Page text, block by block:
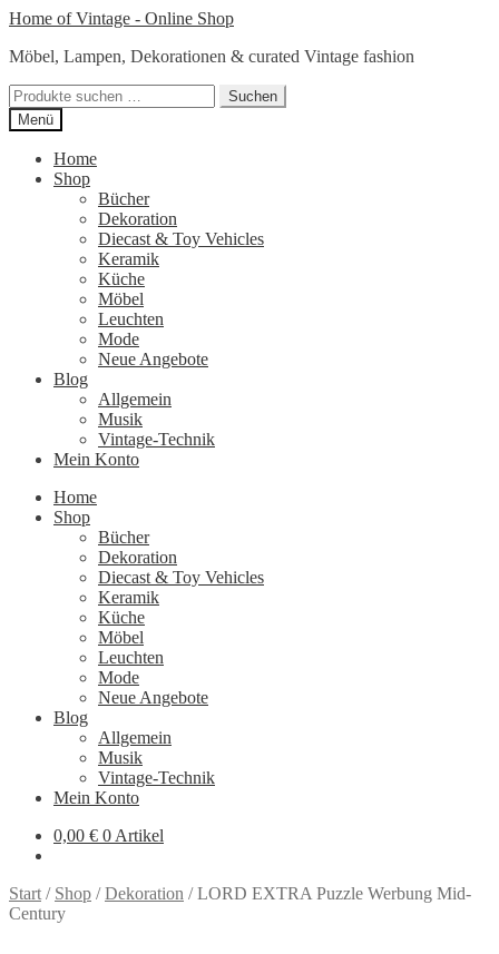
Zur
springen
Zum
springen
Home of Vintage - Online Shop
Möbel, Lampen, Dekorationen & curated Vintage fashion
Suchen
nach:
Suchen
Menü
Home
Shop
Bücher
Dekoration
Diecast & Toy Vehicles
Keramik
Küche
Möbel
Leuchten
Mode
Neue Angebote
Blog
Allgemein
Musik
Vintage-Technik
Mein Konto
Home
Shop
Bücher
Dekoration
Diecast & Toy Vehicles
Keramik
Küche
Möbel
Leuchten
Mode
Neue Angebote
Blog
Allgemein
Musik
Vintage-Technik
Mein Konto
0,00 € 0 Artikel
Start / Shop /Dekoration /LORD EXTRA Puzzle Werbung Mid-
Century